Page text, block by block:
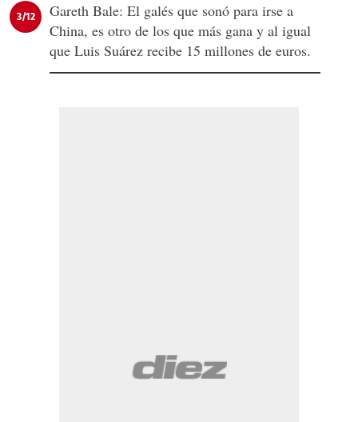
3/12
Gareth Bale: El galés que sonó para irse a
China, es otro de los que más gana y al igual
que Luis Suárez recibe 15 millones de euros.